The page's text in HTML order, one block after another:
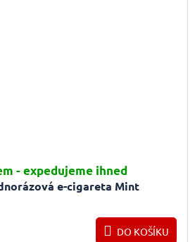
e-cigareta Mint
- expedujeme ihned
DO KOŠÍKU